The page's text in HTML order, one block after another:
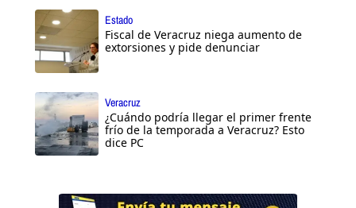
Estado
Fiscal de Veracruz niega aumento de
extorsiones y pide denunciar
Veracruz
¿Cuándo podría llegar el primer frente
frío de la temporada a Veracruz? Esto
dice PC